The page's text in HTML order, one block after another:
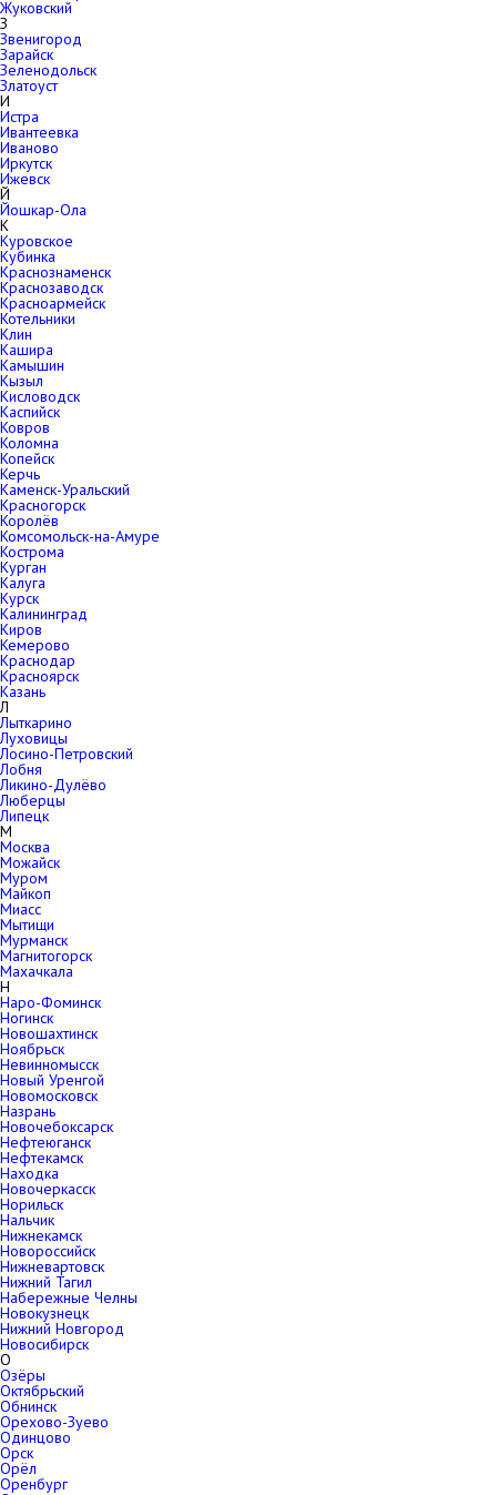
Жуковский
З
Звенигород
Зарайск
Зеленодольск
Златоуст
И
Истра
Ивантеевка
Иваново
Иркутск
Ижевск
Й
Йошкар-Ола
К
Куровское
Кубинка
Краснознаменск
Краснозаводск
Красноармейск
Котельники
Клин
Кашира
Камышин
Кызыл
Кисловодск
Каспийск
Ковров
Коломна
Копейск
Керчь
Каменск-Уральский
Красногорск
Королёв
Комсомольск-на-Амуре
Кострома
Курган
Калуга
Курск
Калининград
Киров
Кемерово
Краснодар
Красноярск
Казань
Л
Лыткарино
Луховицы
Лосино-Петровский
Лобня
Ликино-Дулёво
Люберцы
Липецк
М
Москва
Можайск
Муром
Майкоп
Миасс
Мытищи
Мурманск
Магнитогорск
Махачкала
Н
Наро-Фоминск
Ногинск
Новошахтинск
Ноябрьск
Невинномысск
Новый Уренгой
Новомосковск
Назрань
Новочебоксарск
Нефтеюганск
Нефтекамск
Находка
Новочеркасск
Норильск
Нальчик
Нижнекамск
Новороссийск
Нижневартовск
Нижний Тагил
Набережные Челны
Новокузнецк
Нижний Новгород
Новосибирск
О
Озёры
Октябрьский
Обнинск
Орехово-Зуево
Одинцово
Орск
Орёл
Оренбург